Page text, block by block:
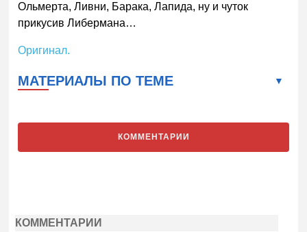
Ольмерта, Ливни, Барака, Лапида, ну и чуток
прикусив Либермана…
Оригинал.
МАТЕРИАЛЫ ПО ТЕМЕ
КОММЕНТАРИИ
КОММЕНТАРИИ